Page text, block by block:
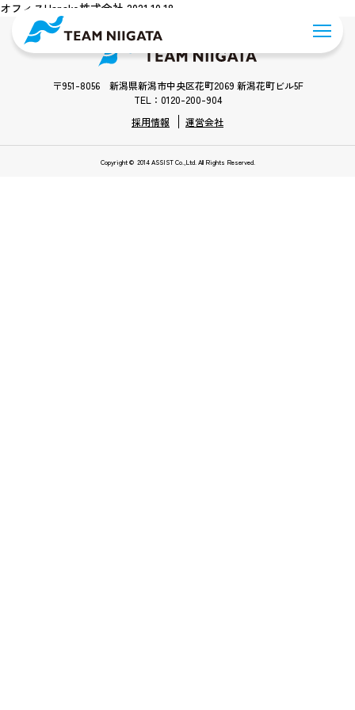
オフィスHanako株式会社 2021.10.18
〒951-8056 新潟県新潟市中央区花町2069 新潟花町ビル5F
TEL：0120-200-904
採用情報
運営会社
Copyright © 2014 ASSIST Co.,Ltd. All Rights Reserved.